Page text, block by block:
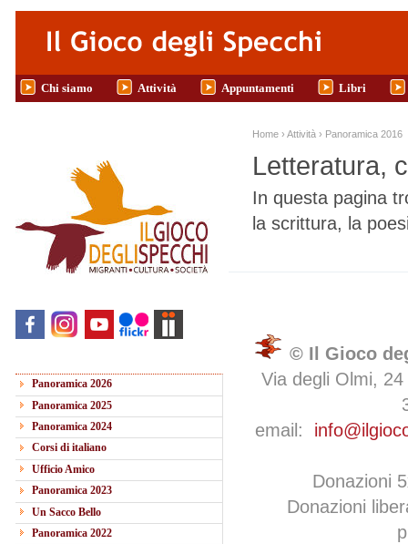
Salta al contenuto principale
Chi siamo Attività Appuntamenti Libri
Panoramica 2026
Panoramica 2025
Panoramica 2024
Corsi di italiano
Ufficio Amico
Panoramica 2023
Un Sacco Bello
Panoramica 2022
Tu sei qui
Home › Attività › Panoramica 2016
Letteratura,
In questa pagina
la scrittura, la
© Il Gioco
Via degli Olmi,
email:
Donazioni
Donazioni